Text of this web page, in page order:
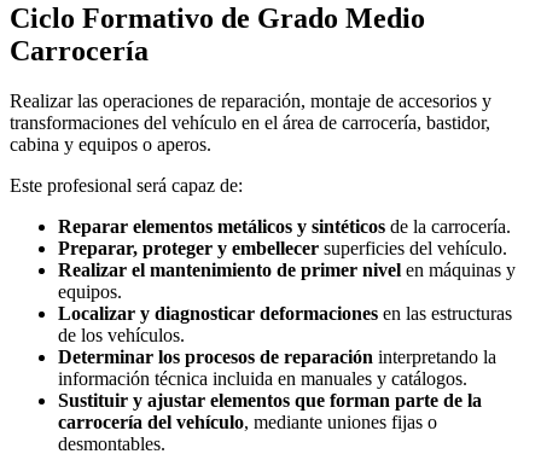
Ciclo Formativo de Grado Medio
Carrocería
Realizar las operaciones de reparación, montaje de accesorios y
transformaciones del vehículo en el área de carrocería, bastidor,
cabina y equipos o aperos.
Este profesional será capaz de:
Reparar elementos metálicos y sintéticos de la carrocería.
Preparar, proteger y embellecer superficies del vehículo.
Realizar el mantenimiento de primer nivel en máquinas y
equipos.
Localizar y diagnosticar deformaciones en las estructuras
de los vehículos.
Determinar los procesos de reparación interpretando la
información técnica incluida en manuales y catálogos.
Sustituir y ajustar elementos que forman parte de la
carrocería del vehículo, mediante uniones fijas o
desmontables.